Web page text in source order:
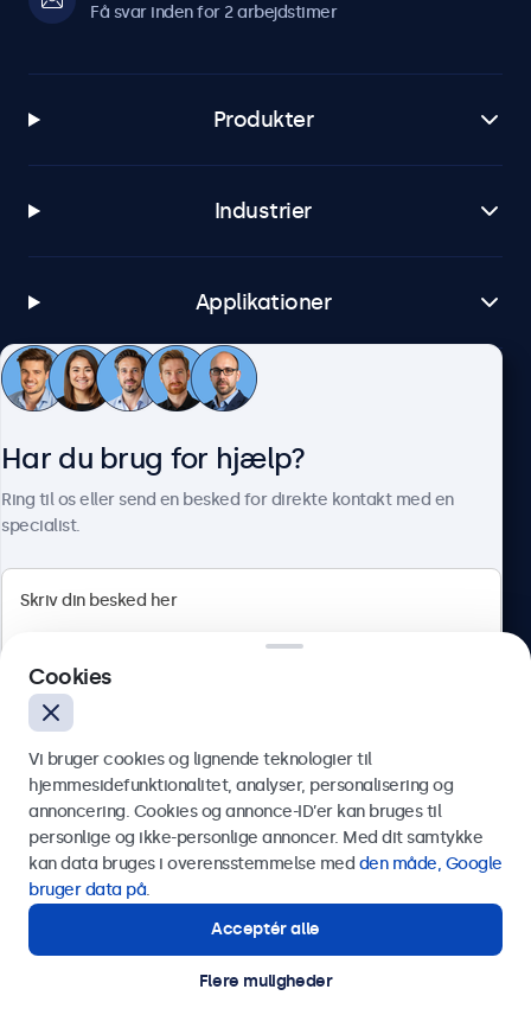
Få svar inden for 2 arbejdstimer
Produkter
Industrier
Applikationer
Kundeservice
Herstedøstervej 27-29, unit A, 2620 Albertslund, Danmark
Dansk
© 2026 Beetronics
Har du brug for hjælp?
Ring til os eller send en besked for direkte kontakt med en
specialist.
Send
Eller ring til os på
Kontakt vores specialister.
Cookies
Vi bruger cookies og lignende teknologier til
hjemmesidefunktionalitet, analyser, personalisering og
annoncering. Cookies og annonce-ID’er kan bruges til
personlige og ikke-personlige annoncer. Med dit samtykke
kan data bruges i overensstemmelse med den måde, Google
bruger data på.
Acceptér alle
Flere muligheder